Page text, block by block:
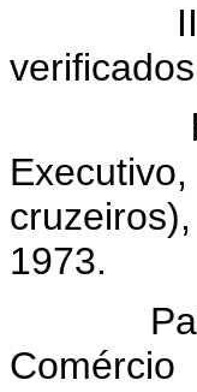
III -
b)
1973.